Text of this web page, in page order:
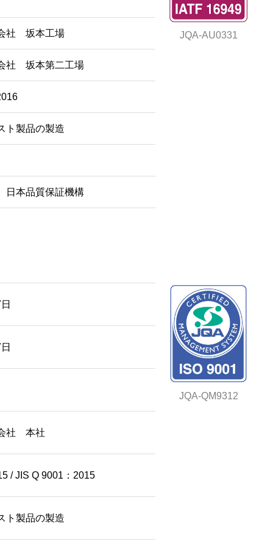
社 坂本工場
社 坂本第二工場
ト製品の製造
本品質保証機構
JQA-AU0331
社 本社
/ JIS Q 9001：2015
ト製品の製造
JQA-QM9312